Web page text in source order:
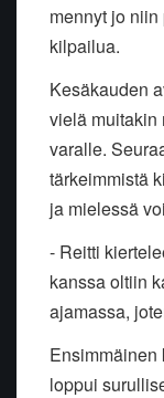
mennyt jo
kilpailua.
Kesäkauden
vielä muitakin
varalle.
tärkeimmistä
ja mielessä
- Reitti
kanssa oltiin
ajamassa,
loppui